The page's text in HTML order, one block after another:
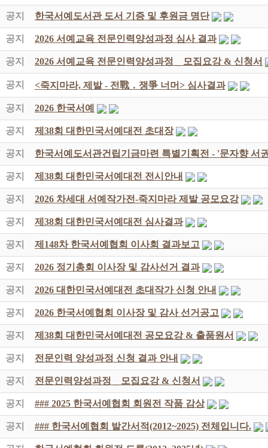
공지 한국서예도서관 도서 기증 및 후원금 명단
공지 2026 서예교육 전문인력양성과정 심사 결과
공지 2026 서예교육 전문인력양성과정 _ 모집요강 & 신청서
공지 <죽지마라, 제발 - 전戰 ․ 쟁爭 너머> 심사결과
공지 2026 한국서예
공지 제38회 대한민국서예대전 초대장
공지 한국서예도서관건립기금마련 특별기획전 - '문자향 서
공지 제38회 대한민국서예대전 전시안내
공지 2026 차세대 서예작가전-죽지마라 제발 공모요강
공지 제38회 대한민국서예대전 심사결과
공지 제148차 한국서예협회 이사회 결과보고
공지 2026 정기총회 이사장 및 감사선거 결과
공지 2026 대한민국서예대전 초대작가 신청 안내
공지 2026 한국서예협회 이사장 및 감사 선거공고
공지 제38회 대한민국서예대전 공모요강 & 출품원서
공지 전문인력 양성과정 신청 결과 안내
공지 전문인력양성과정 _ 모집요강 & 신청서
공지 ### 2025 한국서예협회 회원전 작품 감상
공지 ### 한국서예협회 발간서적(2012~2025) 전체입니다.